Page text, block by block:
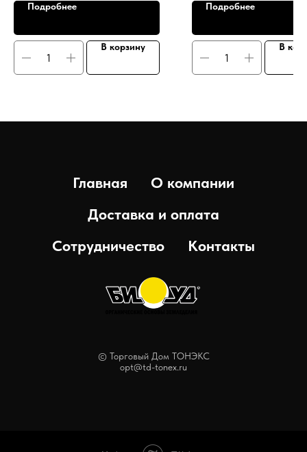
Подробнее
В корзину
Подробнее
В
Главная
О компании
Доставка и оплата
Сотрудничество
Контакты
© Торговый Дом ТОНЭКС
opt@td-tonex.ru